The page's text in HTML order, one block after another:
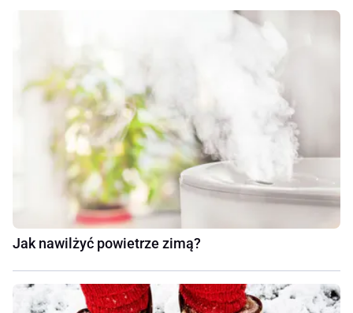
Jak nawilżyć powietrze zimą?